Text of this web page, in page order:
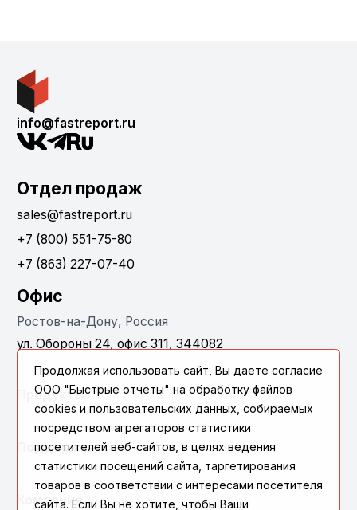
info@fastreport.ru
Отдел продаж
sales@fastreport.ru
+7 (800) 551-75-80
+7 (863) 227-07-40
Офис
Ростов-на-Дону, Россия
ул. Обороны 24, офис 311, 344082
Продукты
Поддержка
Компания
Продолжая использовать сайт, Вы даете согласие
ООО "Быстрые отчеты" на обработку файлов
cookies и пользовательских данных, собираемых
посредством агрегаторов статистики
посетителей веб-сайтов, в целях ведения
статистики посещений сайта, таргетирования
товаров в соответствии с интересами посетителя
сайта. Если Вы не хотите, чтобы Ваши